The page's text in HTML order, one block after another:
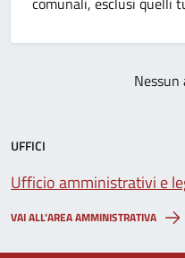
UFFICI
Ufficio amministrativi e
VAI ALL’AREA AMMINISTRATIVA